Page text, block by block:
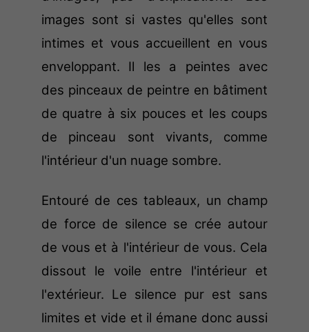
images sont si vastes qu'elles sont
intimes et vous accueillent en vous
enveloppant. Il les a peintes avec
des pinceaux de peintre en bâtiment
de quatre à six pouces et les coups
de pinceau sont vivants, comme
l'intérieur d'un nuage sombre.
Entouré de ces tableaux, un champ
de force de silence se crée autour
de vous et à l'intérieur de vous. Cela
dissout le voile entre l'intérieur et
l'extérieur. Le silence pur est sans
limites et vide et il émane donc aussi